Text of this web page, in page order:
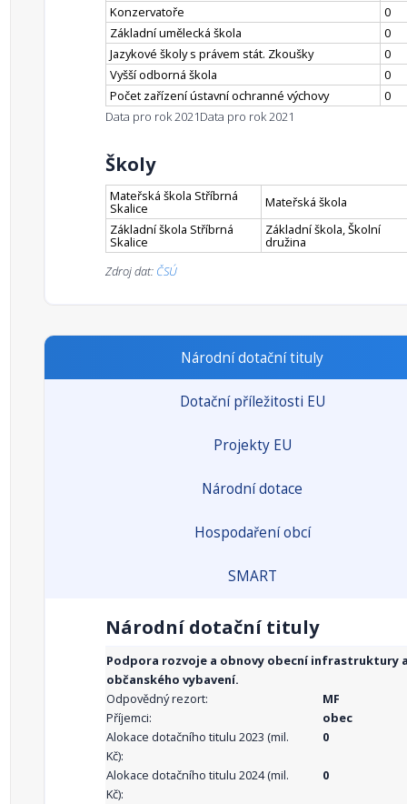
Konzervatoře
0
Základní umělecká škola
0
Jazykové školy s právem stát. Zkoušky
0
Vyšší odborná škola
0
Počet zařízení ústavní ochranné výchovy
0
Data pro rok 2021Data pro rok 2021
Školy
Mateřská škola Stříbrná
Skalice
Mateřská škola
Základní škola Stříbrná
Skalice
Základní škola, Školní
družina
Zdroj dat: ČSÚ
Národní dotační tituly
Dotační příležitosti EU
Projekty EU
Národní dotace
Hospodaření obcí
SMART
Národní dotační tituly
Podpora rozvoje a obnovy obecní infrastruktury
občanského vybavení.
Odpovědný rezort:
MF
Příjemci:
obec
Alokace dotačního titulu 2023 (mil.
Kč):
0
Alokace dotačního titulu 2024 (mil.
Kč):
0